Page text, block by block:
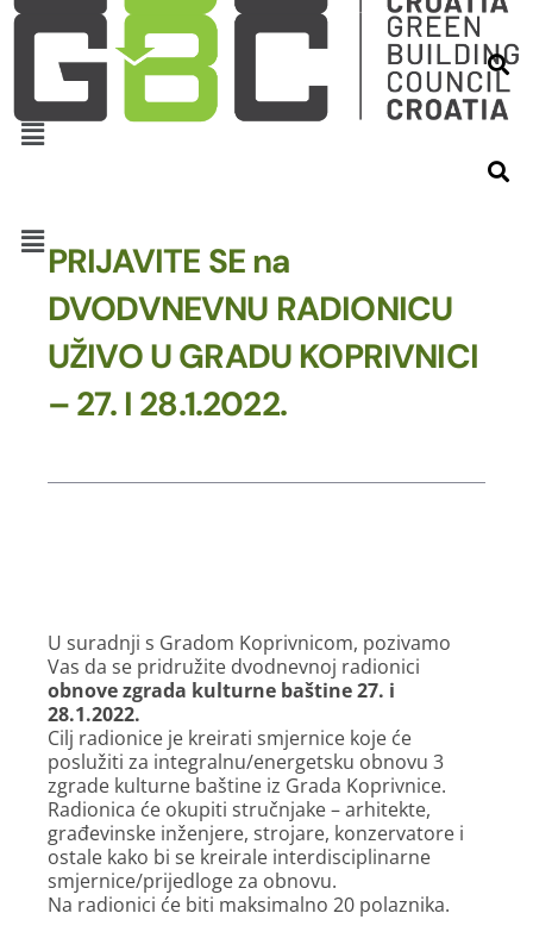
PRIJAVITE SE na
DVODVNEVNU RADIONICU
UŽIVO U GRADU KOPRIVNICI
– 27. I 28.1.2022.
U suradnji s Gradom Koprivnicom, pozivamo
Vas da se pridružite dvodnevnoj radionici
obnove zgrada kulturne baštine 27. i
28.1.2022.
Cilj radionice je kreirati smjernice koje će
poslužiti za integralnu/energetsku obnovu 3
zgrade kulturne baštine iz Grada Koprivnice.
Radionica će okupiti stručnjake – arhitekte,
građevinske inženjere, strojare, konzervatore i
ostale kako bi se kreirale interdisciplinarne
smjernice/prijedloge za obnovu.
Na radionici će biti maksimalno 20 polaznika.